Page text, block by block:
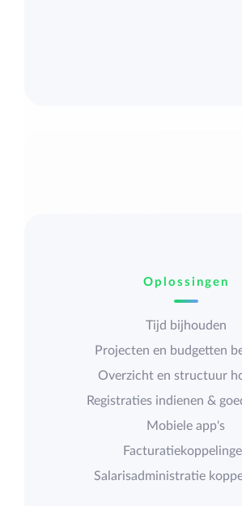
Oplossingen
Tijd bijhouden
Projecten en budgetten
Overzicht en structuur
Registraties indienen &
Mobiele app's
Salarisadministratie